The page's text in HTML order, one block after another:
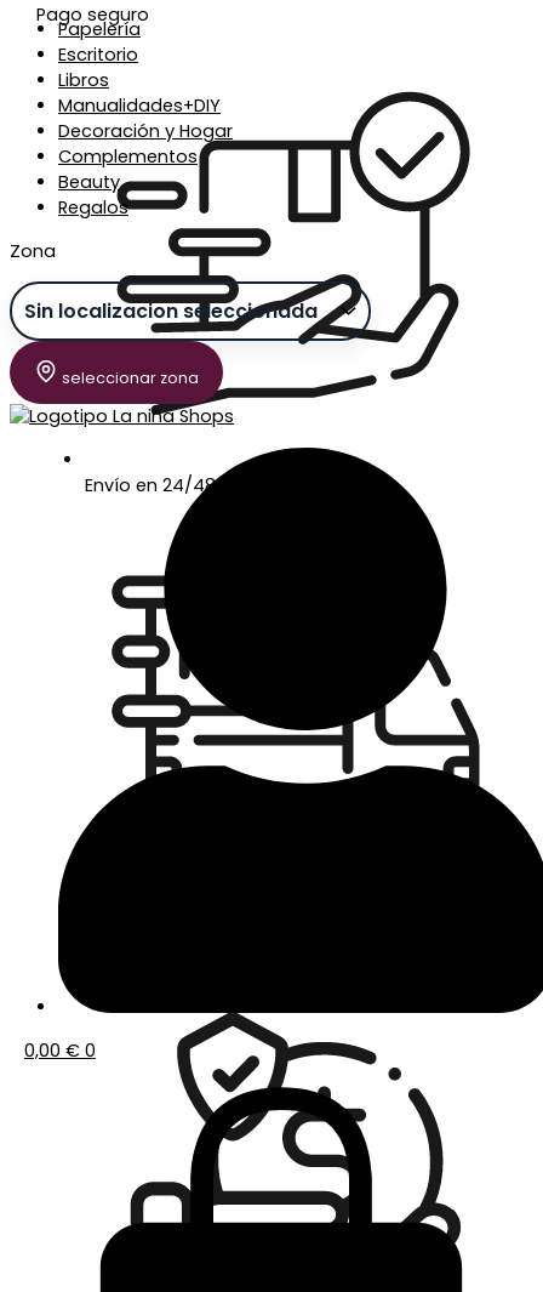
Papelería
Escritorio
Libros
Manualidades+DIY
Decoración y Hogar
Complementos
Beauty
Regalos
Zona
seleccionar zona
0,00 € 0
Pago seguro
Envío en 24/48 horas laborables